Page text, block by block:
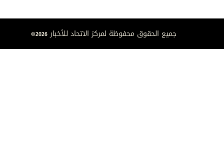
جميع الحقوق محفوظة لمركز الاتحاد للأخبار 2026©